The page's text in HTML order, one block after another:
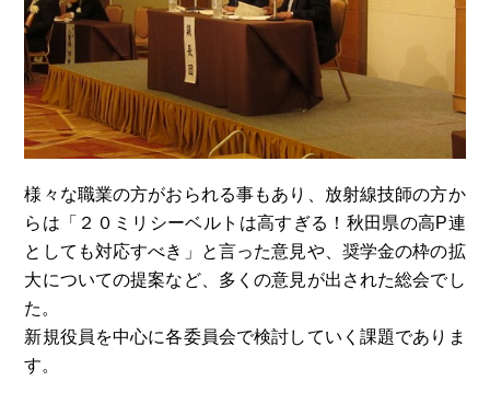
様々な職業の方がおられる事もあり、放射線技師の方か
らは「２０ミリシーベルトは高すぎる！秋田県の高P連
としても対応すべき」と言った意見や、奨学金の枠の拡
大についての提案など、多くの意見が出された総会でし
た。
新規役員を中心に各委員会で検討していく課題でありま
す。